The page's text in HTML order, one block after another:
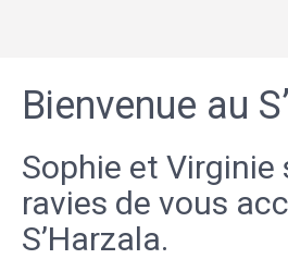
Bienvenue au
Sophie et Virginie
ravies de vous
S’Harzala.